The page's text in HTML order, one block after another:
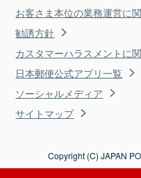
お客さま本位の業務運営に
勧誘方針
カスタマーハラスメントに
日本郵便公式アプリ一覧
ソーシャルメディア
サイトマップ
Copyright (C) JAPAN